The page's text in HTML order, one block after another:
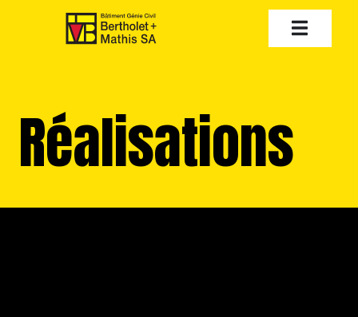
Réalisations